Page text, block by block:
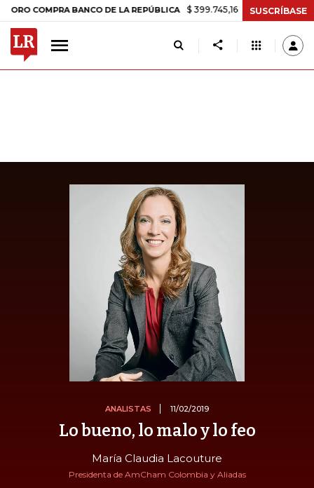
BANCO DE LA REPÚBLICA $ 399.745,16 +$ 2.295,71 +0,58%
SUSCRÍBASE
ANALISTAS 11/02/2019
Lo bueno, lo malo y lo feo
María Claudia Lacouture
Presidenta de AmCham Colombia y Aliadas